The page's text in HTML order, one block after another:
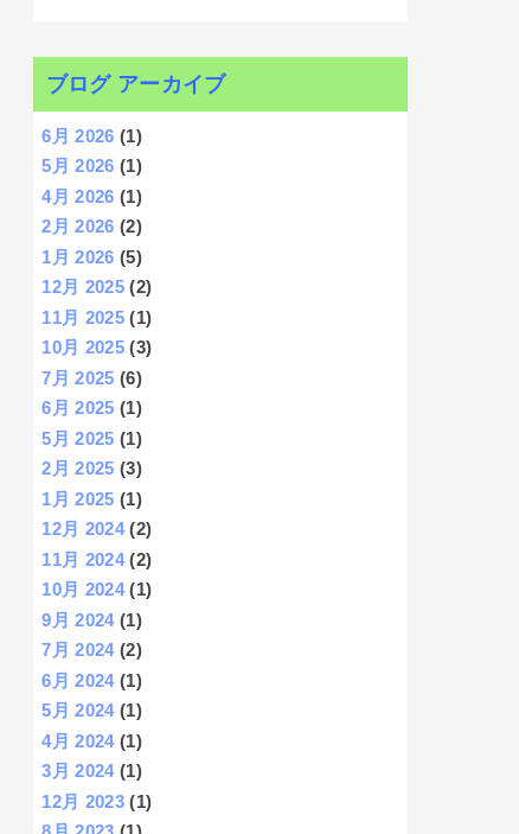
ブログ アーカイブ
6月 2026 (1)
5月 2026 (1)
4月 2026 (1)
2月 2026 (2)
1月 2026 (5)
12月 2025 (2)
11月 2025 (1)
10月 2025 (3)
7月 2025 (6)
6月 2025 (1)
5月 2025 (1)
2月 2025 (3)
1月 2025 (1)
12月 2024(2)
11月 2024(2)
10月 2024(1)
9月 2024(1)
7月 2024(2)
6月 2024(1)
5月 2024(1)
4月 2024(1)
3月 2024(1)
12月 2023 (1)